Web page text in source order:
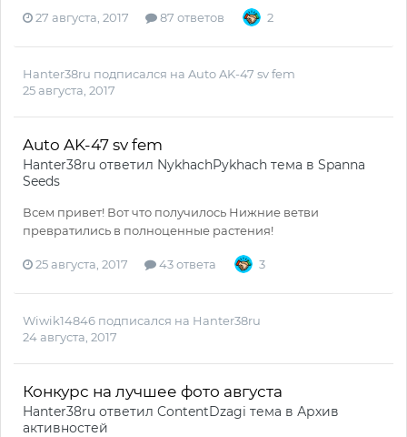
27 августа, 2017 87 ответов 2
Hanter38ru подписался на Auto AK-47 sv fem
25 августа, 2017
Auto AK-47 sv fem
Hanter38ru ответил NykhachPykhach тема в Spanna
Seeds
Всем привет! Вот что получилось Нижние ветви
превратились в полноценные растения!
25 августа, 2017 43 ответа 3
Wiwik14846 подписался на Hanter38ru
24 августа, 2017
Конкурс на лучшее фото августа
Hanter38ru ответил ContentDzagi тема в Архив
активностей